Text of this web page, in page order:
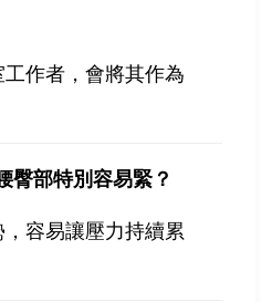
作者，會將其作為
臀部特別容易緊？
容易讓壓力持續累